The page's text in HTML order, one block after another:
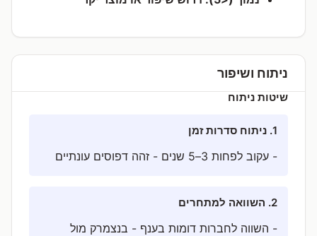
ניתוח ושיפור
שיטות ניתוח
1. ניתוח סדרות זמן
- עקוב לפחות 3–5 שנים - זהה דפוסים עונתיים
2. השוואה למתחרים
- השווה לחברות דומות בענף - בנצמרק מול